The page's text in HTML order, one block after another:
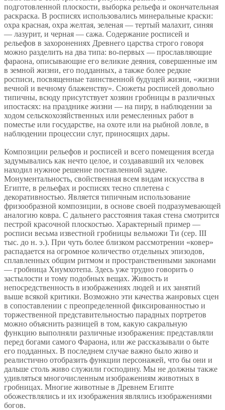
подготовленной плоскости, выборка рельефа и окончательная
раскраска. В росписях использовались минеральные краски:
охра красная, охра желтая, зеленая — тертый малахит, синяя
— лазурит, и черная — сажа. Содержание росписей и
рельефов в захоронениях Древнего царства строго говоря
можно разделить на два типа: во-первых — прославляющие
фараона, описывающие его великие деяния, совершенные им
в земной жизни, его подданных, а также более редкие
росписи, посвященные таинственной будущей жизни, «жизни
вечной и вечному блаженству». Сюжеты росписей довольно
типичны, всюду присутствует хозяин гробницы в различных
ипостасях: на празднике жизни — на пиру, в наблюдении за
ходом сельскохозяйственных или ремесленных работ в
поместье или государстве, на охоте или на рыбной ловле, в
наблюдении процессии слуг, приносящих дары.
Композиции рельефов и росписей и всего помещения всегда
задумывались как нечто целое, и создававший их человек
находил нужное решение поставленной задаче.
Монументальность, свойственная всем видам искусства в
Египте, в рельефах и росписях тесно сплетена с
декоративностью. Является типичным использование
фризообразной композиции, в основе своей подразумевающей
аналогию ковра. С дальнего расстояния такая стена смотрится
пестрой красочной плоскостью. Характерный пример —
росписи весьма известной гробницы вельможи Ти (сер. III
тыс. до н. э.). При чуть более близком рассмотрении «ковер»
распадается на огромное количество отдельных эпизодов,
сплавленных общим ритмом и пространственными законами
— гробница Хнумхотепа. Здесь уже трудно говорить о
застылости и тому подобных вещах. Живость и
непосредственность в изображениях людей и их занятий
выше всякой критики. Возможно эти качества жанровых сцен
в сопоставлении с преопределенной фиксированностью и
торжественной представительностью парадных портретов
можно объяснить разницей в том, какую сакральную
функцию выполняли различные изображения: представляли
перед богами самого Фараона, или же рассказывали о быте
его подданных. В последнем случае важно было живо и
реалистично отобразить функции персонажей, что бы они и
дальше столь живо служили господину. Мы не должны также
удивляться многочисленным изображениям животных в
гробницах. Многие животные в Древнем Египте
обожествлялись и их изображения являлись изображениями
богов.